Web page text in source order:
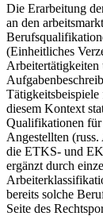
Die Erarbeitung
an den
(Einheitliches
Arbeitertätigkeiten
diesem Kontext
Qualifikationen für
Angestellten
die ETKS- und
ergänzt durch
bereits solche
Seite des